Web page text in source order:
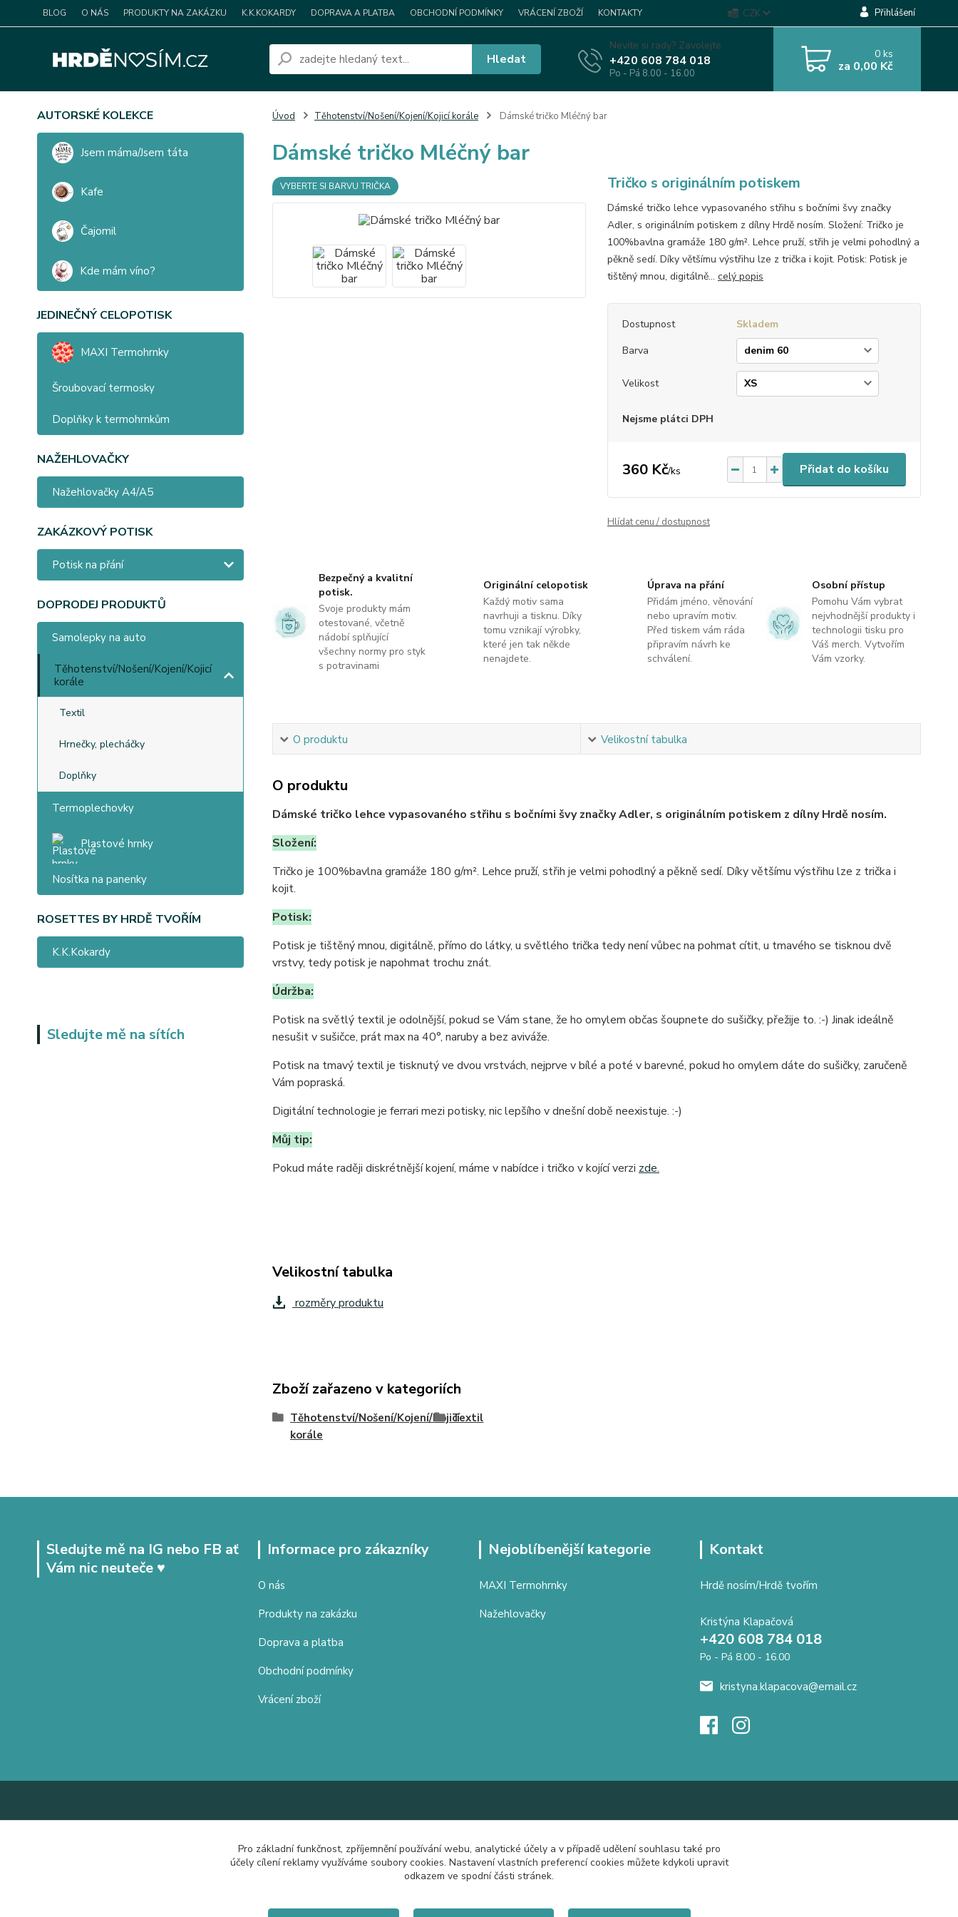
BLOG O NÁS PRODUKTY NA ZAKÁZKU K.K.KOKARDY DOPRAVA A PLATBA OBCHODNÍ PODMÍNKY VRÁCENÍ ZBOŽÍ KONTAKTY CZK Přihlášení
Hledat
Nevíte si rady? Zavolejte.
+420 608 784 018
Po - Pá 8.00 - 16.00
0ks
za 0,00 Kč
AUTORSKÉ KOLEKCE
Jsem máma/Jsem táta
Kafe
Čajomil
Kde mám víno?
JEDINEČNÝ CELOPOTISK
MAXI Termohrnky
Šroubovací termosky
Doplňky k termohrnkům
NAŽEHLOVAČKY
Nažehlovačky A4/A5
ZAKÁZKOVÝ POTISK
Potisk na přání
DOPRODEJ PRODUKTŮ
Samolepky na auto
Těhotenství/Nošení/Kojení/Kojicí
korále
Textil
Hrnečky, plecháčky
Doplňky
Termoplechovky
Plastové hrnky
Nosítka na panenky
ROSETTES BY HRDĚ TVOŘÍM
K.K.Kokardy
Sledujte mě na sítích
Úvod Těhotenství/Nošení/Kojení/Kojicí korále Dámské tričko Mléčný bar
Dámské tričko Mléčný bar
VYBERTE SI BARVU TRIČKA Tričko s originálním potiskem
Dámské tričko lehce vypasovaného střihu s bočními švy značky
Adler, s originálním potiskem z dílny Hrdě nosím. Složení: Tričko je
100%bavlna gramáže 180 g/m². Lehce pruží, střih je velmi pohodlný a
pěkně sedí. Díky většímu výstřihu lze z trička i kojit. Potisk: Potisk je
tištěný mnou, digitálně... celý popis
Dostupnost
Skladem
Barva
Velikost
Nejsme plátci DPH
360 Kč/ks Přidat do košíku
Hlídat cenu / dostupnost
Bezpečný a kvalitní
potisk.
Svoje produkty mám
otestované, včetně
nádobí splňující
všechny normy pro styk
s potravinami
Originální celopotisk
Každý motiv sama
navrhuji a tisknu. Díky
tomu vznikají výrobky,
které jen tak někde
nenajdete.
Úprava na přání
Přidám jméno, věnování
nebo upravím motiv.
Před tiskem vám ráda
připravím návrh ke
schválení.
Osobní přístup
Pomohu Vám vybrat
nejvhodnější produkty i
technologii tisku pro
Váš merch. Vytvořím
Vám vzorky.
O produktu Velikostní tabulka
O produktu
Dámské tričko lehce vypasovaného střihu s bočními švy značky Adler, s originálním potiskem z dílny Hrdě nosím.
Složení:
Tričko je 100%bavlna gramáže 180 g/m². Lehce pruží, střih je velmi pohodlný a pěkně sedí. Díky většímu výstřihu lze z trička i
kojit.
Potisk:
Potisk je tištěný mnou, digitálně, přímo do látky, u světlého trička tedy není vůbec na pohmat cítit, u tmavého se tisknou dvě
vrstvy, tedy potisk je napohmat trochu znát.
Údržba:
Potisk na světlý textil je odolnější, pokud se Vám stane, že ho omylem občas šoupnete do sušičky, přežije to. :-) Jinak ideálně
nesušit v sušičce, prát max na 40°, naruby a bez aviváže.
Potisk na tmavý textil je tisknutý ve dvou vrstvách, nejprve v bílé a poté v barevné, pokud ho omylem dáte do sušičky, zaručeně
Vám popraská.
Digitální technologie je ferrari mezi potisky, nic lepšího v dnešní době neexistuje. :-)
Můj tip:
Pokud máte raději diskrétnější kojení, máme v nabídce i tričko v kojící verzi zde.
Velikostní tabulka
rozměry produktu
Zboží zařazeno v kategoriích
Těhotenství/Nošení/Kojení/Kojicí
korále
Textil
Sledujte mě na IG nebo FB ať
Vám nic neuteče ♥
Informace pro zákazníky
O nás
Produkty na zakázku
Doprava a platba
Obchodní podmínky
Vrácení zboží
Nejoblíbenější kategorie
MAXI Termohrnky
Nažehlovačky
Kontakt
Hrdě nosím/Hrdě tvořím
Kristýna Klapačová
+420 608 784 018
Po - Pá 8.00 - 16.00
kristyna.klapacova@email.cz
Pro základní funkčnost, zpříjemnění používání webu, analytické účely a v případě udělení souhlasu také pro
účely cílení reklamy využíváme soubory cookies. Nastavení vlastních preferencí cookies můžete kdykoli upravit
odkazem ve spodní části stránek.